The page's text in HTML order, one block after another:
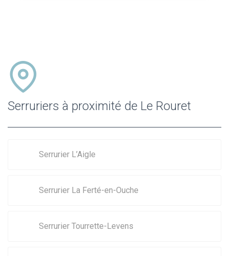
Serruriers à proximité de Le Rouret
Serrurier L’Aigle
Serrurier La Ferté-en-Ouche
Serrurier Tourrette-Levens